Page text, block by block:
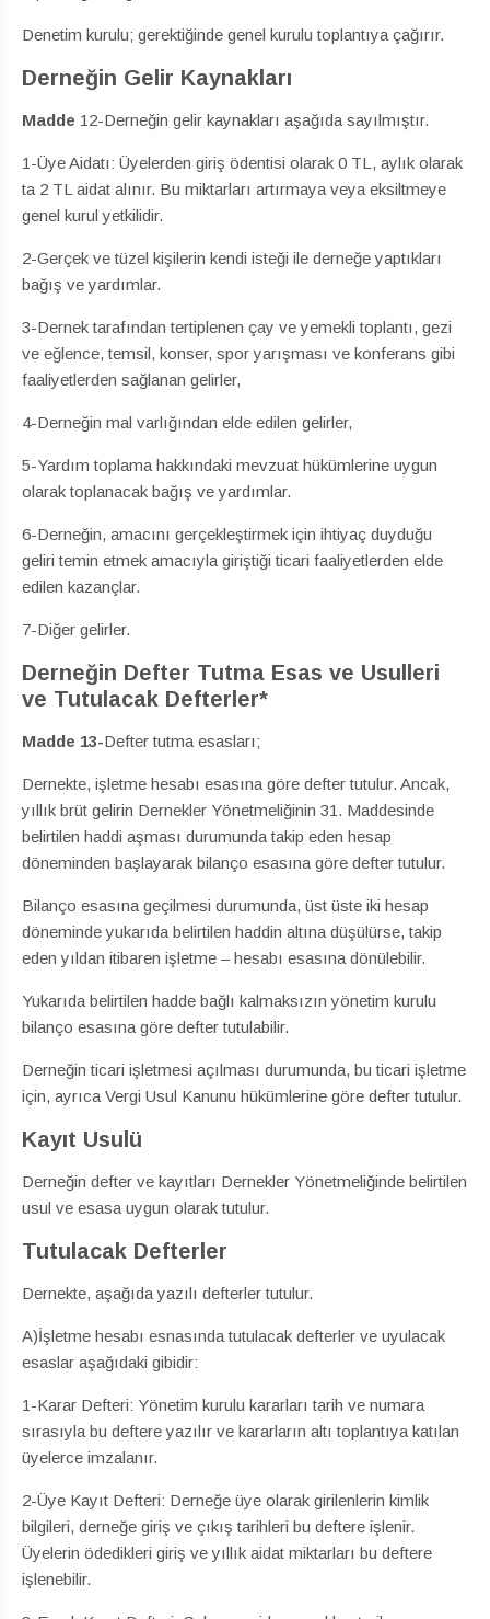
Denetim kurulu; gerektiğinde genel kurulu toplantıya çağırır.
Derneğin Gelir Kaynakları
Madde 12-Derneğin gelir kaynakları aşağıda sayılmıştır.
1-Üye Aidatı: Üyelerden giriş ödentisi olarak 0 TL, aylık olarak
ta 2 TL aidat alınır. Bu miktarları artırmaya veya eksiltmeye
genel kurul yetkilidir.
2-Gerçek ve tüzel kişilerin kendi isteği ile derneğe yaptıkları
bağış ve yardımlar.
3-Dernek tarafından tertiplenen çay ve yemekli toplantı, gezi
ve eğlence, temsil, konser, spor yarışması ve konferans gibi
faaliyetlerden sağlanan gelirler,
4-Derneğin mal varlığından elde edilen gelirler,
5-Yardım toplama hakkındaki mevzuat hükümlerine uygun
olarak toplanacak bağış ve yardımlar.
6-Derneğin, amacını gerçekleştirmek için ihtiyaç duyduğu
geliri temin etmek amacıyla giriştiği ticari faaliyetlerden elde
edilen kazançlar.
7-Diğer gelirler.
Derneğin Defter Tutma Esas ve Usulleri
ve Tutulacak Defterler*
Madde 13-Defter tutma esasları;
Dernekte, işletme hesabı esasına göre defter tutulur. Ancak,
yıllık brüt gelirin Dernekler Yönetmeliğinin 31. Maddesinde
belirtilen haddi aşması durumunda takip eden hesap
döneminden başlayarak bilanço esasına göre defter tutulur.
Bilanço esasına geçilmesi durumunda, üst üste iki hesap
döneminde yukarıda belirtilen haddin altına düşülürse, takip
eden yıldan itibaren işletme – hesabı esasına dönülebilir.
Yukarıda belirtilen hadde bağlı kalmaksızın yönetim kurulu
bilanço esasına göre defter tutulabilir.
Derneğin ticari işletmesi açılması durumunda, bu ticari işletme
için, ayrıca Vergi Usul Kanunu hükümlerine göre defter tutulur.
Kayıt Usulü
Derneğin defter ve kayıtları Dernekler Yönetmeliğinde belirtilen
usul ve esasa uygun olarak tutulur.
Tutulacak Defterler
Dernekte, aşağıda yazılı defterler tutulur.
A)İşletme hesabı esnasında tutulacak defterler ve uyulacak
esaslar aşağıdaki gibidir:
1-Karar Defteri: Yönetim kurulu kararları tarih ve numara
sırasıyla bu deftere yazılır ve kararların altı toplantıya katılan
üyelerce imzalanır.
2-Üye Kayıt Defteri: Derneğe üye olarak girilenlerin kimlik
bilgileri, derneğe giriş ve çıkış tarihleri bu deftere işlenir.
Üyelerin ödedikleri giriş ve yıllık aidat miktarları bu deftere
işlenebilir.